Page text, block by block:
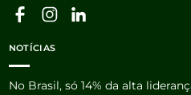
NOTÍCIAS
No Brasil, só 14% da alta